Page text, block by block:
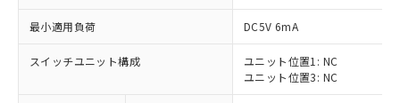
最小適用負荷 DC5V 6mA
スイッチユニット構成
ユニット位置1: NC
ユニット位置3: NC